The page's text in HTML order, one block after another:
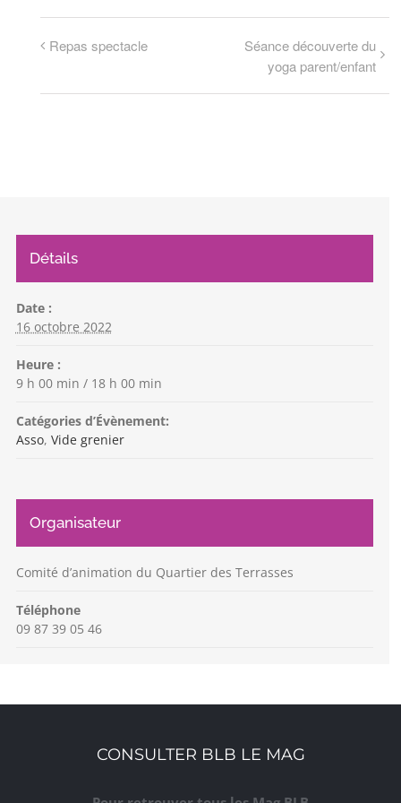
Repas spectacle
Séance découverte du
yoga parent/enfant
Détails
Date :
16 octobre 2022
Heure :
9 h 00 min / 18 h 00 min
Catégories d’Évènement:
Asso, Vide grenier
Organisateur
Comité d’animation du Quartier des Terrasses
Téléphone
09 87 39 05 46
CONSULTER BLB LE MAG